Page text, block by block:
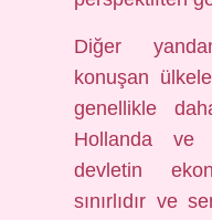
Diğer
konuşan
genellikle
Hollanda ve
devletin
sınırlıdır ve